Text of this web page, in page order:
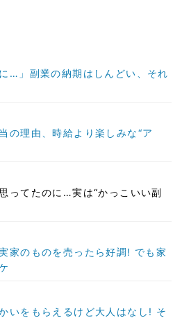
…」副業の納期はしんどい、それ
の理由、時給より楽しみな“ア
ってたのに…実は“かっこいい副
家のものを売ったら好調! でも家
いをもらえるけど大人はなし! そ